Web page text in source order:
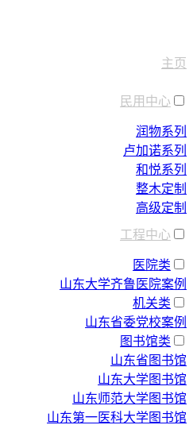
主页
民用中心
润物系列
卢加诺系列
和悦系列
整木定制
高级定制
工程中心
医院类
山东大学齐鲁医院案例
机关类
山东省委党校案例
图书馆类
山东省图书馆
山东大学图书馆
山东师范大学图书馆
山东第一医科大学图书馆